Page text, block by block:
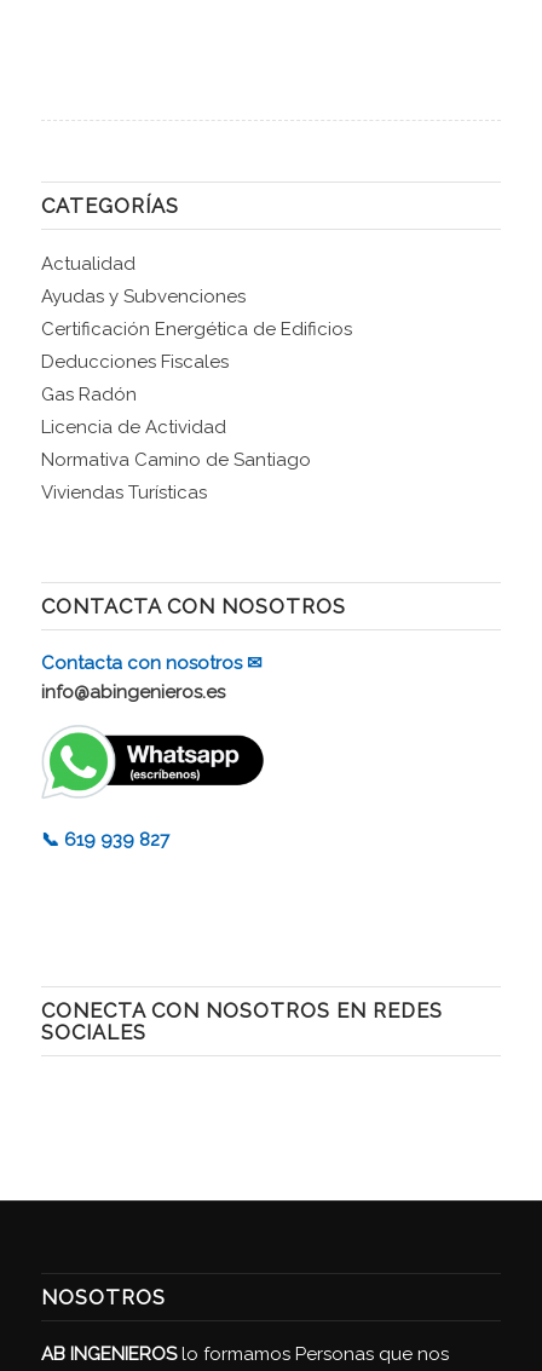
CATEGORÍAS
Actualidad
Ayudas y Subvenciones
Certificación Energética de Edificios
Deducciones Fiscales
Gas Radón
Licencia de Actividad
Normativa Camino de Santiago
Viviendas Turísticas
CONTACTA CON NOSOTROS
Contacta con nosotros ✉
info@abingenieros.es
📞 619 939 827
CONECTA CON NOSOTROS EN REDES
SOCIALES
NOSOTROS
AB INGENIEROSlo formamos Personas que nos